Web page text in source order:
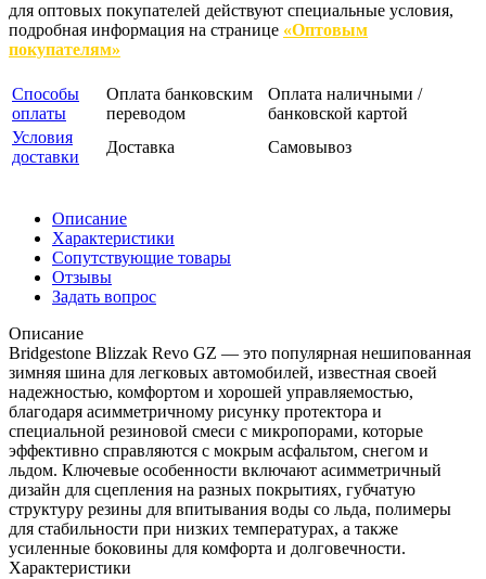
для оптовых покупателей действуют специальные условия,
подробная информация на странице «Оптовым
покупателям»
Способы
оплаты
Оплата банковским
переводом
Оплата наличными /
банковской картой
Условия
доставки
Доставка Самовывоз
Описание
Характеристики
Сопутствующие товары
Отзывы
Задать вопрос
Описание
Bridgestone Blizzak Revo GZ — это популярная нешипованная
зимняя шина для легковых автомобилей, известная своей
надежностью, комфортом и хорошей управляемостью,
благодаря асимметричному рисунку протектора и
специальной резиновой смеси с микропорами, которые
эффективно справляются с мокрым асфальтом, снегом и
льдом. Ключевые особенности включают асимметричный
дизайн для сцепления на разных покрытиях, губчатую
структуру резины для впитывания воды со льда, полимеры
для стабильности при низких температурах, а также
усиленные боковины для комфорта и долговечности.
Характеристики